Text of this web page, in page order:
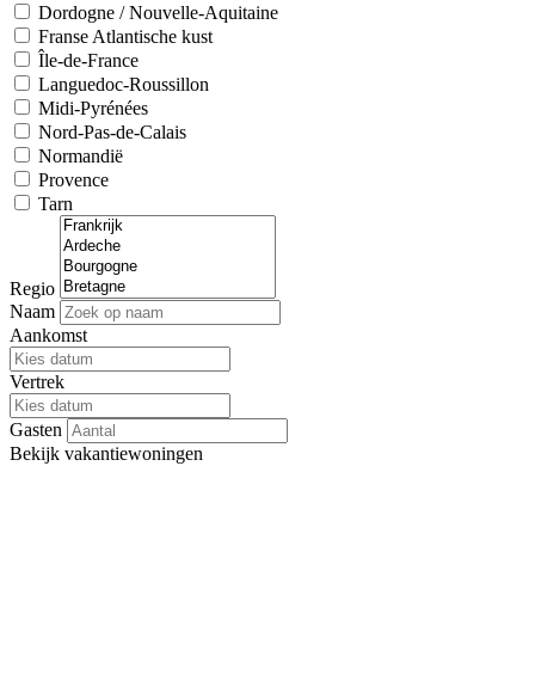
Dordogne / Nouvelle-Aquitaine
Franse Atlantische kust
Île-de-France
Languedoc-Roussillon
Midi-Pyrénées
Nord-Pas-de-Calais
Normandië
Provence
Tarn
Regio
Naam
Aankomst
Vertrek
Gasten
Bekijk vakantiewoningen